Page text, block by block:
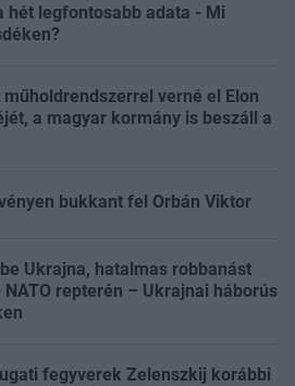
hét legfontosabb adata - Mi
verné el Elon
a magyar kormány is beszáll a
bukkant fel Orbán Viktor
Ukrajna, hatalmas robbanást
repterén – Ukrajnai háborús
fegyverek Zelenszkij korábbi